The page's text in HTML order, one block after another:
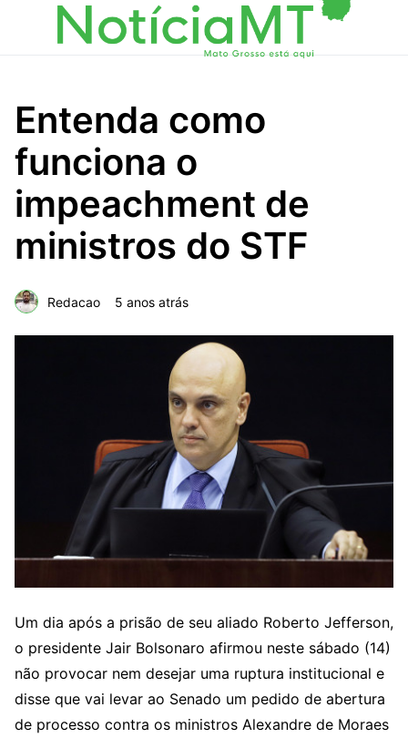
Entenda como
funciona o
impeachment de
ministros do STF
Redacao 5 anos atrás
Um dia após a prisão de seu aliado Roberto Jefferson,
o presidente Jair Bolsonaro afirmou neste sábado (14)
não provocar nem desejar uma ruptura institucional e
disse que vai levar ao Senado um pedido de abertura
de processo contra os ministros Alexandre de Moraes